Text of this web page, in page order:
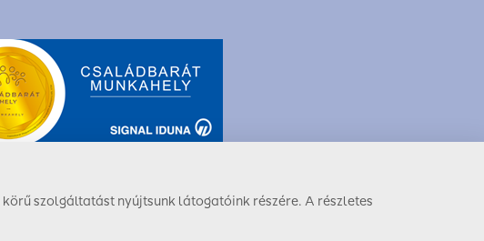
szolgáltatást nyújtsunk látogatóink részére. A részletes